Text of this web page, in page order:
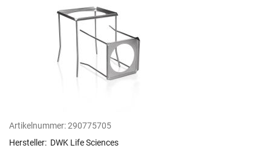
Artikelnummer:290775705
Hersteller: DWK Life Sciences